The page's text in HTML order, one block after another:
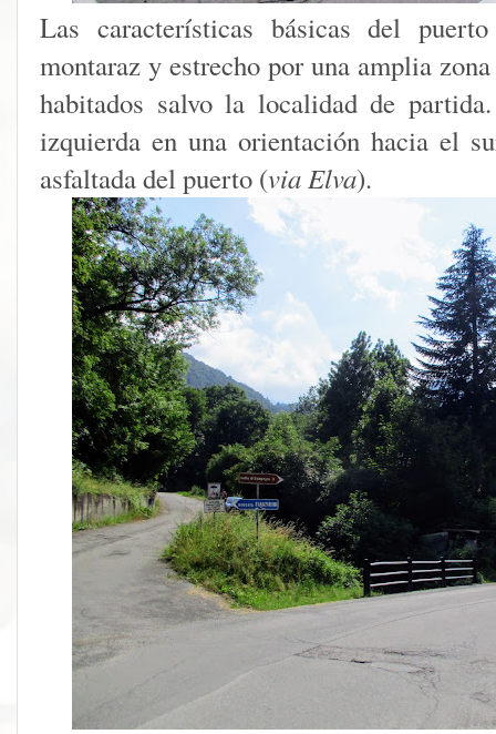
Las características básicas del
montaraz y estrecho por una amplia
habitados salvo la localidad de
izquierda en una orientación hacia el
asfaltada del puerto (via Elva).